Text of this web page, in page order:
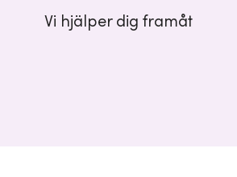
Vi hjälper dig framåt